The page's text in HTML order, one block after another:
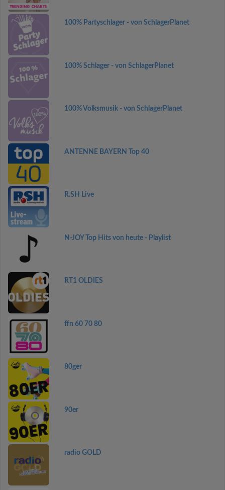
100% Partyschlager - von SchlagerPlanet
100% Schlager - von SchlagerPlanet
100% Volksmusik - von SchlagerPlanet
ANTENNE BAYERN Top 40
R.SH Live
N-JOY Top Hits von heute - Playlist
RT1 OLDIES
ffn 60 70 80
80ger
90er
radio GOLD